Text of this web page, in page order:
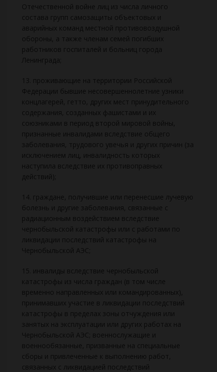
Отечественной войне лиц из числа личного
состава групп самозащиты объектовых и
аварийных команд местной противовоздушной
обороны, а также членам семей погибших
работников госпиталей и больниц города
Ленинграда;
13. проживающие на территории Российской
Федерации бывшие несовершеннолетние узники
концлагерей, гетто, других мест принудительного
содержания, созданных фашистами и их
союзниками в период второй мировой войны,
признанные инвалидами вследствие общего
заболевания, трудового увечья и других причин (за
исключением лиц, инвалидность которых
наступила вследствие их противоправных
действий);
14. граждане, получившие или перенесшие лучевую
болезнь и другие заболевания, связанные с
радиационным воздействием вследствие
чернобыльской катастрофы или с работами по
ликвидации последствий катастрофы на
Чернобыльской АЭС;
15. инвалиды вследствие чернобыльской
катастрофы из числа граждан (в том числе
временно направленных или командированных),
принимавших участие в ликвидации последствий
катастрофы в пределах зоны отчуждения или
занятых на эксплуатации или других работах на
Чернобыльской АЭС; военнослужащие и
военнообязанные, призванные на специальные
сборы и привлеченные к выполнению работ,
связанных с ликвидацией последствий